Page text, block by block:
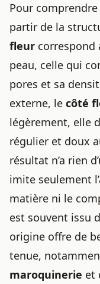
Pour comprendre
partir de la
fleur correspond
peau, celle qui
pores et sa
externe, le côté
légèrement, elle
régulier et doux
résultat n’a rien
imite seulement
matière ni le
est souvent issu
origine offre de
tenue,
maroquinerie et